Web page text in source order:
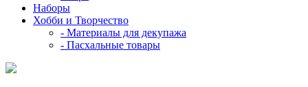
Наборы
Хобби и Творчество
- Материалы для декупажа
- Пасхальные товары